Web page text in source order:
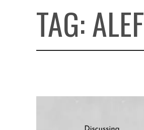
TAG:ALEF